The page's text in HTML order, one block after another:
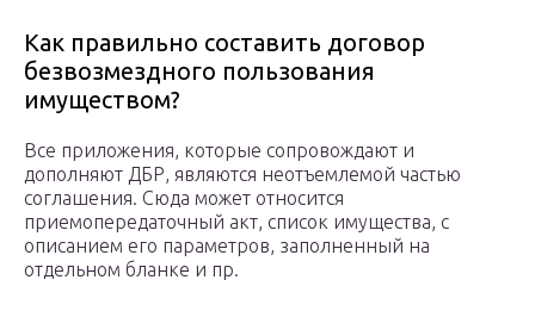
Как правильно составить договор
безвозмездного пользования
имуществом?
Все приложения, которые сопровождают и
дополняют ДБР, являются неотъемлемой частью
соглашения. Сюда может относится
приемопередаточный акт, список имущества, с
описанием его параметров, заполненный на
отдельном бланке и пр.